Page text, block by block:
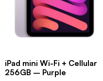
iPad mini Wi-Fi + Cellular
256GB – Purple